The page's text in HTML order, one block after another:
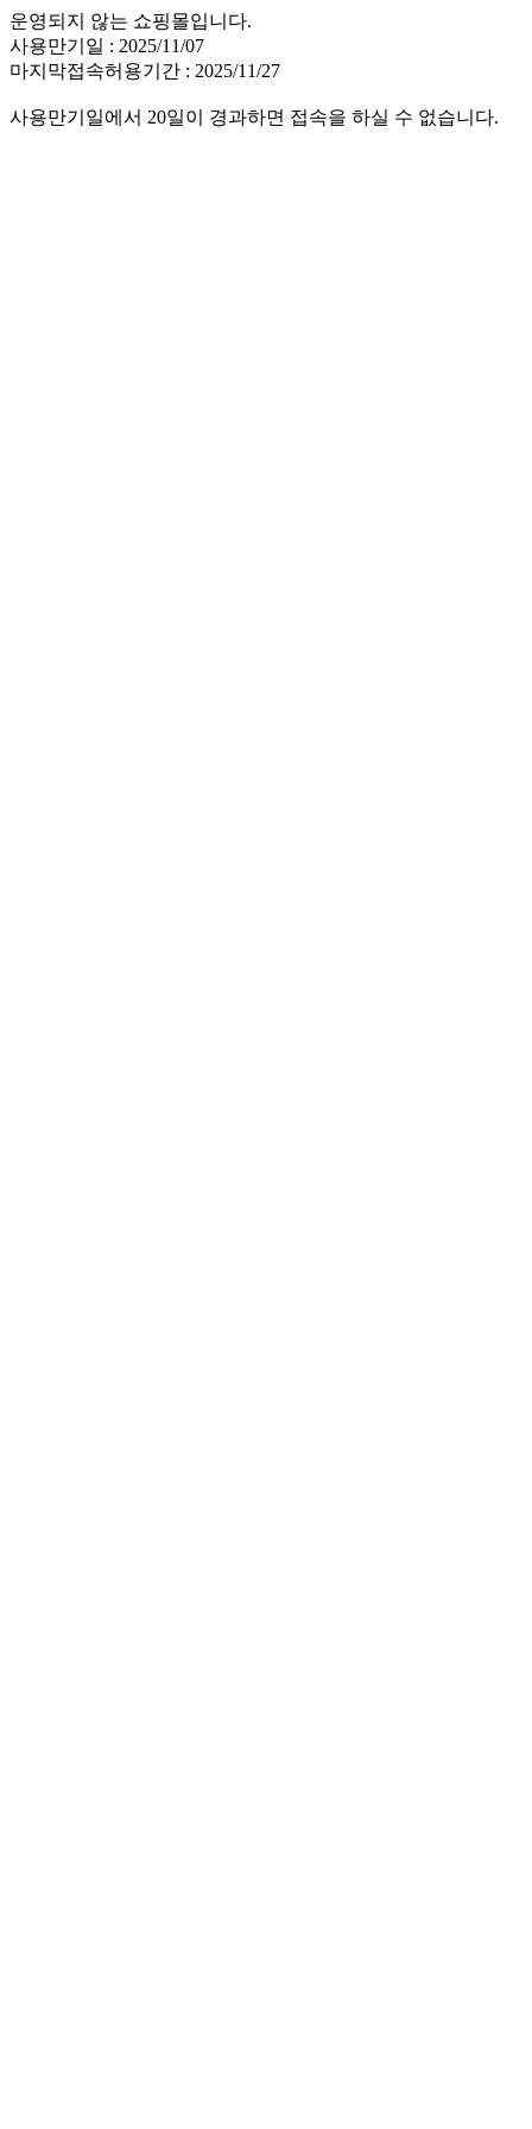
운영되지 않는 쇼핑몰입니다.
사용만기일 : 2025/11/07
마지막접속허용기간 : 2025/11/27
사용만기일에서 20일이 경과하면 접속을 하실 수 없습니다.